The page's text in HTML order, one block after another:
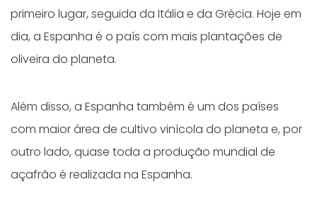
primeiro lugar, seguida da Itália e da Grécia. Hoje em
dia, a Espanha é o país com mais plantações de
oliveira do planeta.
Além disso, a Espanha também é um dos países
com maior área de cultivo vinícola do planeta e, por
outro lado, quase toda a produção mundial de
açafrão é realizada na Espanha.